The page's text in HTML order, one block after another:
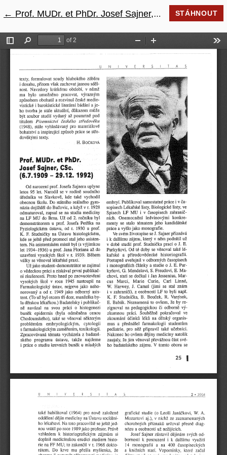
← Návrat na podrobnosti článku
Prof. MUDr. et PhDr. Josef Sajner, CSc. STÁHNOUT